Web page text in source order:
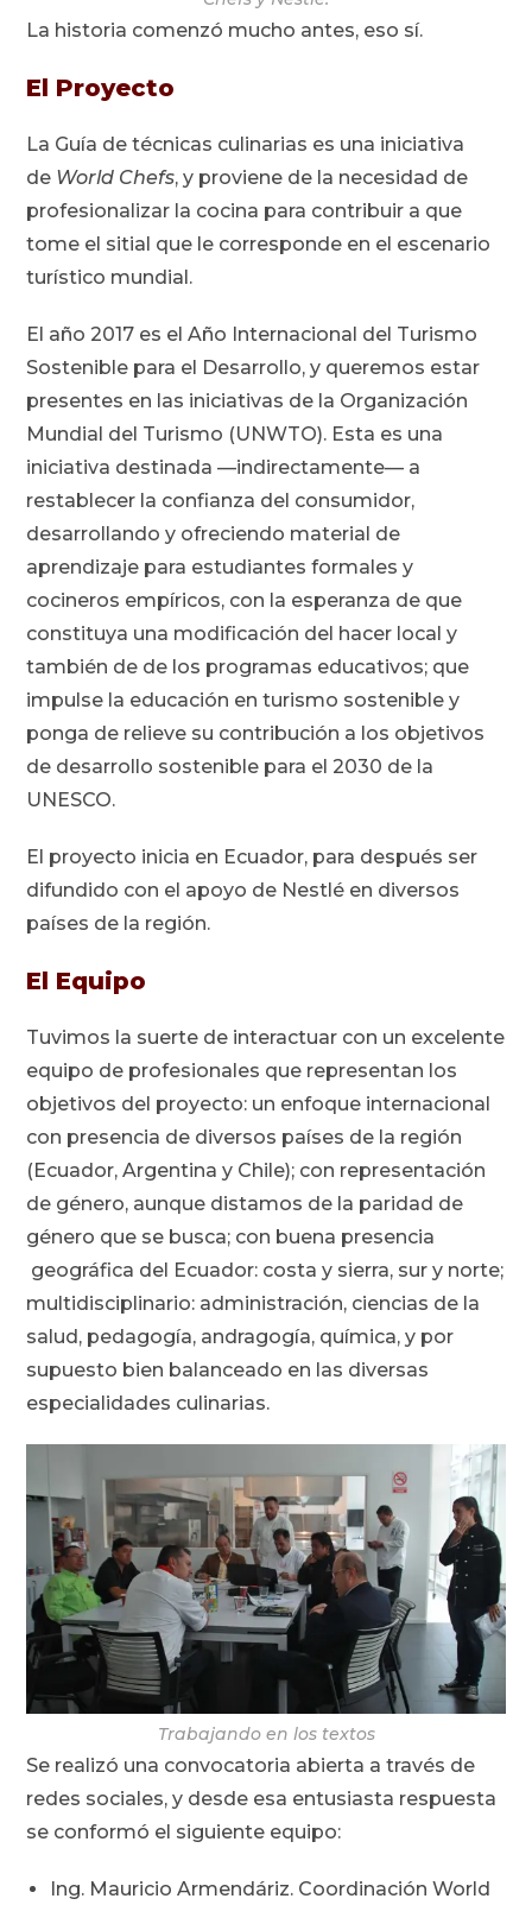
La historia comenzó mucho antes, eso sí.
El Proyecto
La Guía de técnicas culinarias es una iniciativa
de World Chefs, y proviene de la necesidad de
profesionalizar la cocina para contribuir a que
tome el sitial que le corresponde en el escenario
turístico mundial.
El año 2017 es el Año Internacional del Turismo
Sostenible para el Desarrollo, y queremos estar
presentes en las iniciativas de la Organización
Mundial del Turismo (UNWTO). Esta es una
iniciativa destinada —indirectamente— a
restablecer la confianza del consumidor,
desarrollando y ofreciendo material de
aprendizaje para estudiantes formales y
cocineros empíricos, con la esperanza de que
constituya una modificación del hacer local y
también de de los programas educativos; que
impulse la educación en turismo sostenible y
ponga de relieve su contribución a los objetivos
de desarrollo sostenible para el 2030 de la
UNESCO.
El proyecto inicia en Ecuador, para después ser
difundido con el apoyo de Nestlé en diversos
países de la región.
El Equipo
Tuvimos la suerte de interactuar con un excelente
equipo de profesionales que representan los
objetivos del proyecto: un enfoque internacional
con presencia de diversos países de la región
(Ecuador, Argentina y Chile); con representación
de género, aunque distamos de la paridad de
género que se busca; con buena presencia
geográfica del Ecuador: costa y sierra, sur y norte;
multidisciplinario: administración, ciencias de la
salud, pedagogía, andragogía, química, y por
supuesto bien balanceado en las diversas
especialidades culinarias.
Trabajando en los textos
Se realizó una convocatoria abierta a través de
redes sociales, y desde esa entusiasta respuesta
se conformó el siguiente equipo:
Ing. Mauricio Armendáriz. Coordinación World